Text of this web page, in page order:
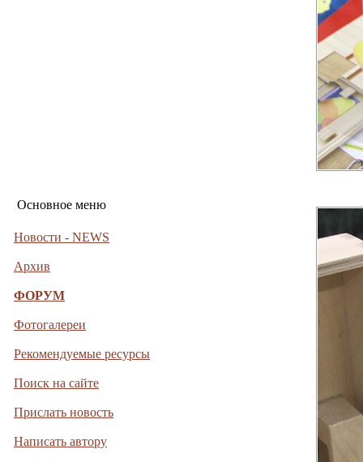
Основное меню
Новости - NEWS
Архив
ФОРУМ
Фотогалереи
Рекомендуемые ресурсы
Поиск на сайте
Прислать новость
Написать автору